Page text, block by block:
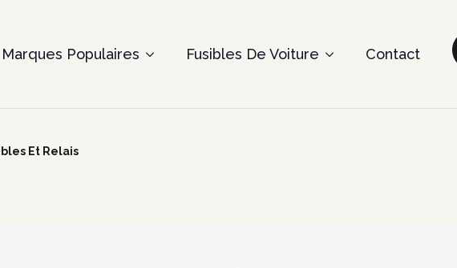
Marques Populaires Fusibles De Voiture Contact
Et Relais